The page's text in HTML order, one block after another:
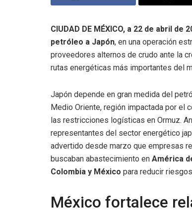
CIUDAD DE MÉXICO, a 22 de abril de
petróleo a Japón, en una operación
proveedores alternos de crudo ante la
rutas energéticas más importantes del
Japón depende en gran medida del
Medio Oriente, región impactada por el
las restricciones logísticas en Ormuz.
representantes del sector energético
advertido desde marzo que empresas
buscaban abastecimiento en América
Colombia y México para reducir
México fortalece